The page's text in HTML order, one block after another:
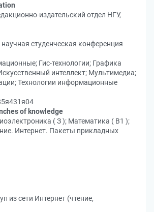
издательский отдел НГУ,
студенческая конференция
Гис-технологии; Графика
интеллект; Мультимедиа;
Технологии информационные
of knowledge
( З ); Математика ( В1 );
Интернет. Пакеты прикладных
из сети Интернет (чтение,